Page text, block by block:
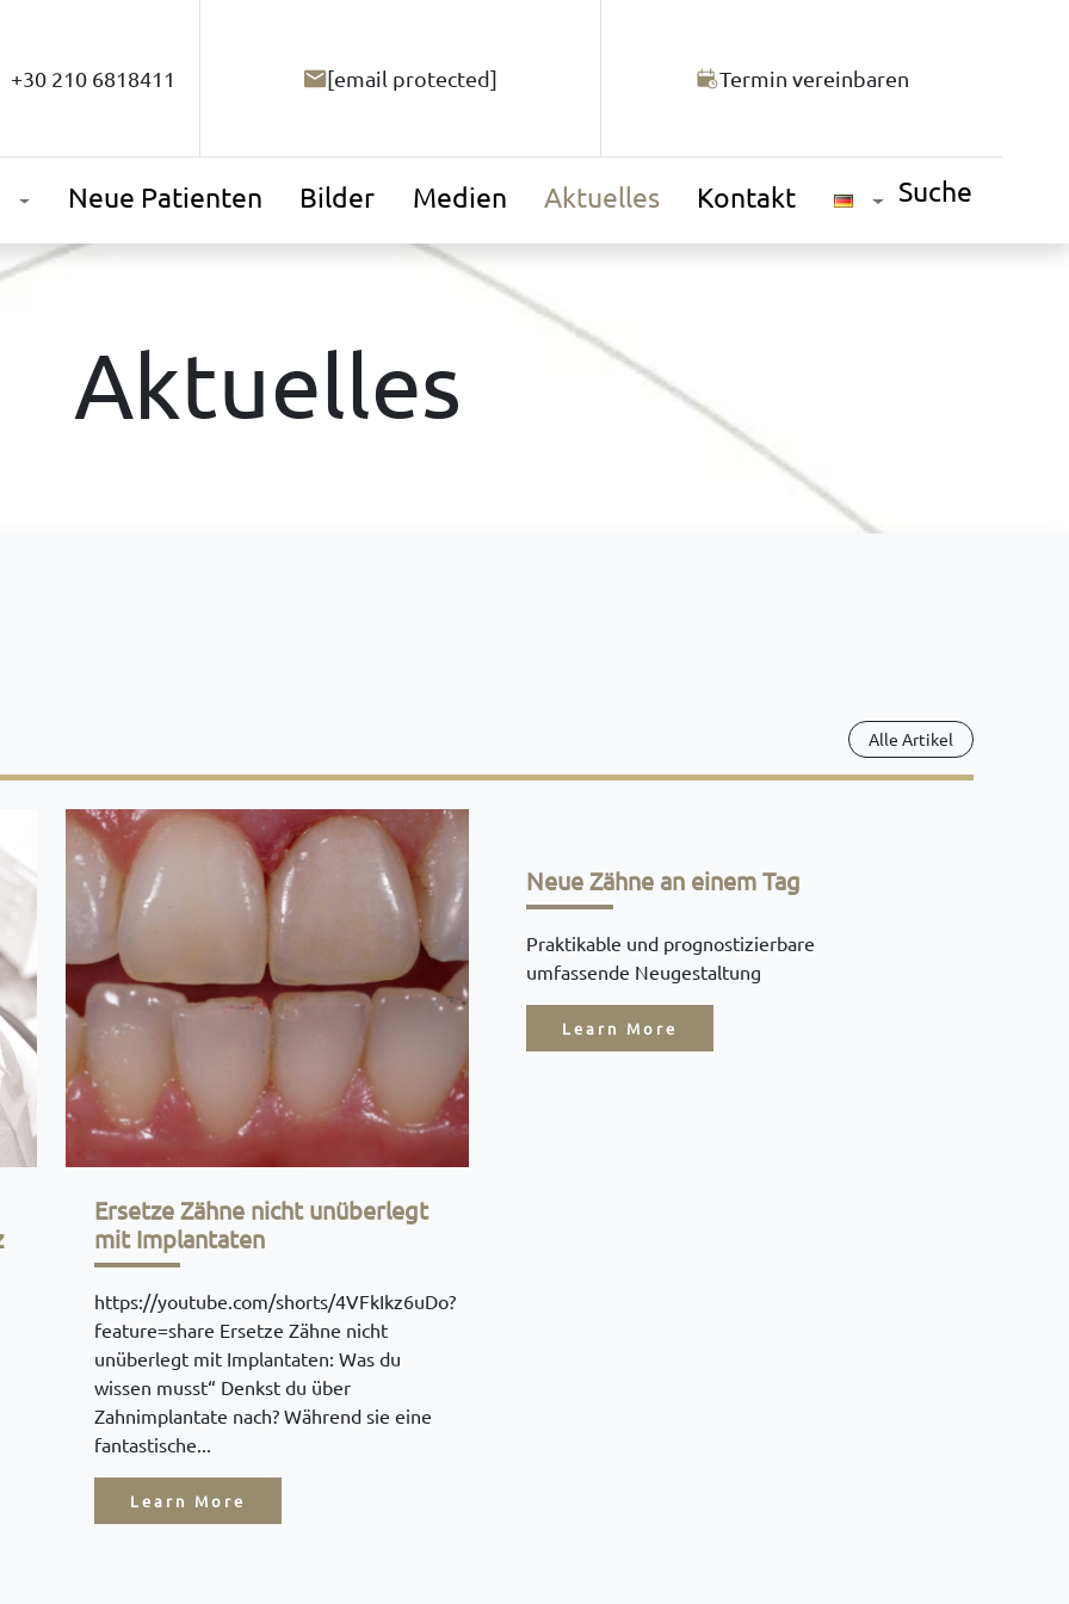
+30 210 6818411 [email protected] Termin vereinbaren
Neue Patienten Bilder Medien Aktuelles Kontakt Suche
Aktuelles
Alle Artikel
Ersetze Zähne nicht unüberlegt
mit Implantaten
https://youtube.com/shorts/4VFkIkz6uDo?
feature=share Ersetze Zähne nicht
unüberlegt mit Implantaten: Was du
wissen musst“ Denkst du über
Zahnimplantate nach? Während sie eine
fantastische...
Learn More
Neue Zähne an einem Tag
Praktikable und prognostizierbare
umfassende Neugestaltung
Learn More